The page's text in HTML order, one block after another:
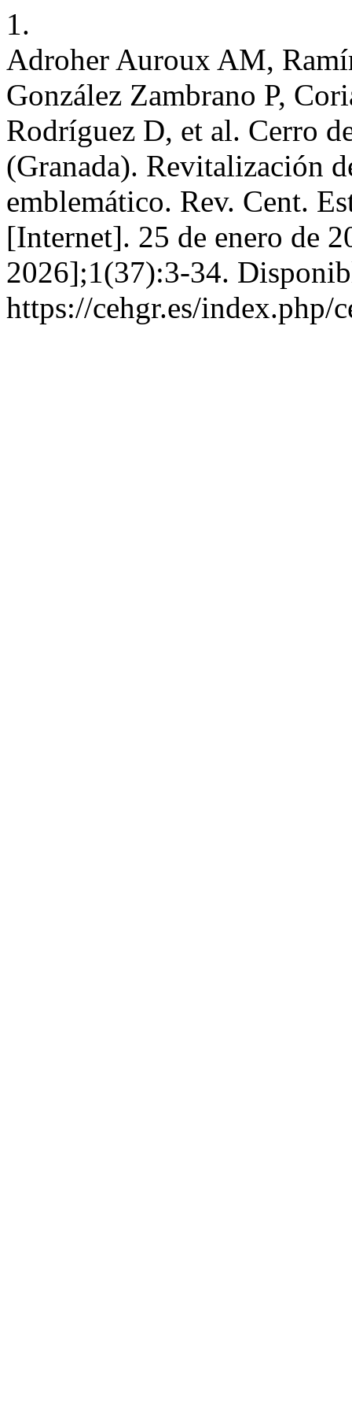
1.
Adroher Auroux AM,
González Zambrano P,
Rodríguez D, et al. Cerro
(Granada). Revitalización
emblemático. Rev. Cent.
[Internet]. 25 de enero de
2026];1(37):3-34.
https://cehgr.es/index.php/